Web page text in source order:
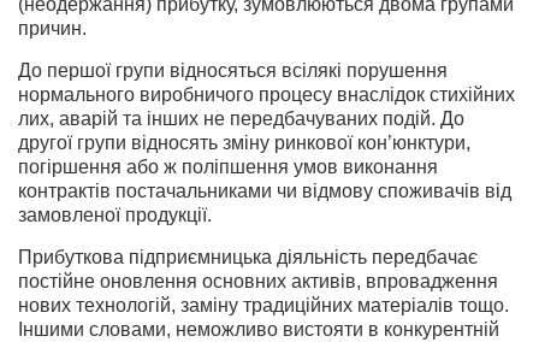
(неодержання) прибутку, зумовлюються двома групами
причин.
До першої групи відносяться всілякі порушення
нормального виробничого процесу внаслідок стихійних
лих, аварій та інших не передбачуваних подій. До
другої групи відносять зміну ринкової кон’юнктури,
погіршення або ж поліпшення умов виконання
контрактів постачальниками чи відмову споживачів від
замовленої продукції.
Прибуткова підприємницька діяльність передбачає
постійне оновлення основних активів, впровадження
нових технологій, заміну традиційних матеріалів тощо.
Іншими словами, неможливо вистояти в конкурентній